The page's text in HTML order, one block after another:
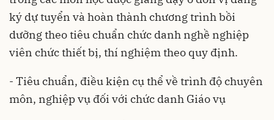
ký dự tuyển và hoàn thành chương trình bồi
dưỡng theo tiêu chuẩn chức danh nghề nghiệp
viên chức thiết bị, thí nghiệm theo quy định.
- Tiêu chuẩn, điều kiện cụ thể về trình độ chuyên
môn, nghiệp vụ đối với chức danh Giáo vụ